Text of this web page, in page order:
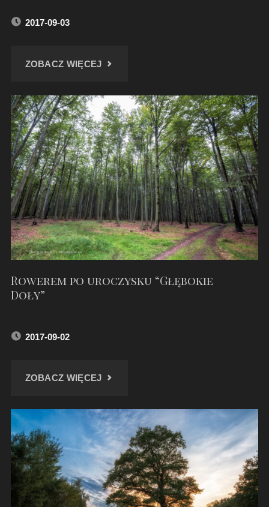
2017-09-03
ZOBACZ WIĘCEJ"ROWEREM
MURCKOWSKICH
LASACH"
Rowerem po uroczysku “Głębokie
Doły”
2017-09-02
ZOBACZ WIĘCEJ"ROWEREM
UROCZYSKU
“GŁĘBOKIE
DOŁY”"